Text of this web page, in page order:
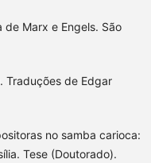
de Marx e Engels. São
Traduções de Edgar
no samba carioca:
Tese (Doutorado).